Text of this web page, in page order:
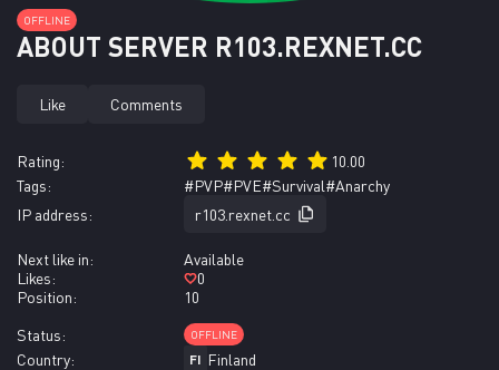
ОFFLINE
ABOUT SERVER R103.REXNET.CC
Like Comments
Rating:
10.00
Tags:
#PVP#PVE#Survival#Anarchy
IP address:
r103.rexnet.cc
Next like in:
Available
Likes:
0
Position:
10
Status:
ОFFLINE
Country: FI Finland